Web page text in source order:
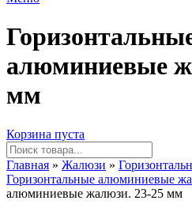
алюминиевые
мм
Корзина пуста
Главная » Жалюзи »
Горизонтальные алюминиевые
алюминиевые жалюзи. 23-25 мм